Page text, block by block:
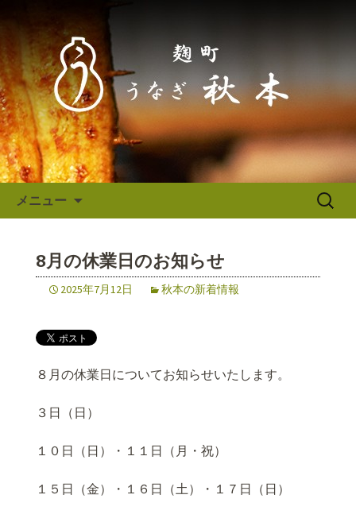
東京（麹町／半蔵門） うなぎ
秋本からのお知らせ
東京（麹町／半蔵門） うなぎ秋本か
らのお知らせ
メニュー
検
8月の休業日のお知らせ
2025年7月12日 秋本の新着情報
８月の休業日についてお知らせいたします。
３日（日）
１０日（日）・１１日（月・祝）
１５日（金）・１６日（土）・１７日（日）